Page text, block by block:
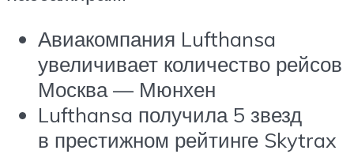
Авиакомпания Lufthansa
увеличивает количество рейсов
Москва — Мюнхен
Lufthansa получила 5 звезд
в престижном рейтинге Skytrax